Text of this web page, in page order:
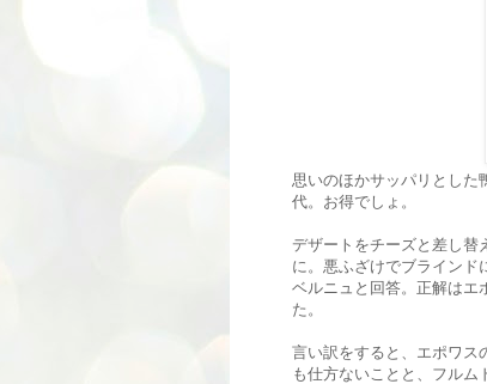
思いのほかサッパリとした
代。お得でしょ。
デザートをチーズと差し替
に。悪ふざけでブラインド
ベルニュと回答。正解はエ
た。
言い訳をすると、エポワス
も仕方ないことと、フルム